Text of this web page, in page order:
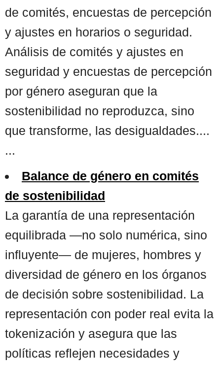
de comités, encuestas de percepción
y ajustes en horarios o seguridad.
Análisis de comités y ajustes en
seguridad y encuestas de percepción
por género aseguran que la
sostenibilidad no reproduzca, sino
que transforme, las desigualdades....
...
Balance de género en comités
de sostenibilidad
La garantía de una representación
equilibrada —no solo numérica, sino
influyente— de mujeres, hombres y
diversidad de género en los órganos
de decisión sobre sostenibilidad. La
representación con poder real evita la
tokenización y asegura que las
políticas reflejen necesidades y